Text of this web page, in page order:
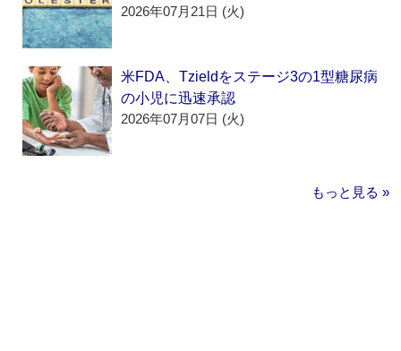
2026年07月21日 (火)
米FDA、Tzieldをステージ3の1型糖尿病
の小児に迅速承認
2026年07月07日 (火)
もっと見る »